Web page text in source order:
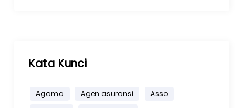
Kata Kunci
Agama Agen asuransi
Asso